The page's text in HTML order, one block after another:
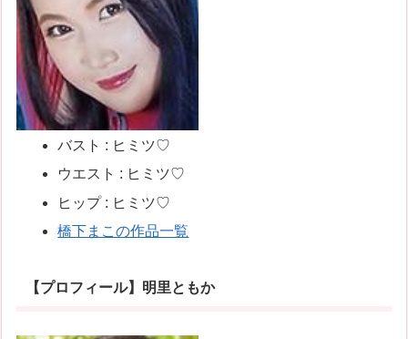
バスト : ヒミツ♡
ウエスト : ヒミツ♡
ヒップ : ヒミツ♡
橋下まこの作品一覧
【プロフィール】明里ともか